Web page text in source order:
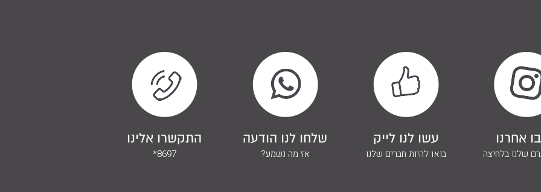
אחרנו
שלנו בלחיצה
עשו לנו לייק
בואו להיות חברים שלנו
שלחו לנו הודעה
אז מה נשמע?
התקשרו אלינו
*8697